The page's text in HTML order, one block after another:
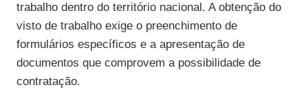
trabalho dentro do território nacional. A obtenção do
visto de trabalho exige o preenchimento de
formulários específicos e a apresentação de
documentos que comprovem a possibilidade de
contratação.